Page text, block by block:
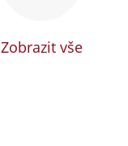
Zobrazit vše